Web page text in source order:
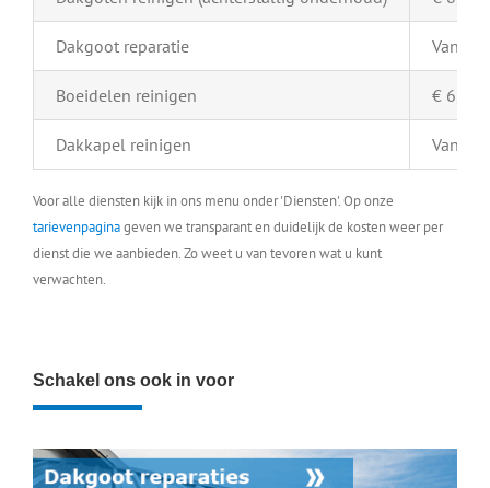
Dakgoot reparatie Vanaf
Boeidelen reinigen € 6,-
Dakkapel reinigen Vanaf
Voor alle diensten kijk in ons menu onder 'Diensten'. Op onze
tarievenpaginageven we transparant en duidelijk de kosten weer per
dienst die we aanbieden. Zo weet u van tevoren wat u kunt
verwachten.
Schakel ons ook in voor